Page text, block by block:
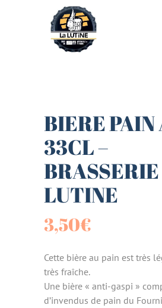
BIERE PAIN
33CL –
LUTINE
3,50€
Cette bière au pain est très
très fraîche.
Une bière « anti-gaspi »
d’invendus de pain du